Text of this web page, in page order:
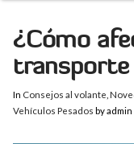
¿Cómo
In Consejos al volante
Vehículos Pesados by admin